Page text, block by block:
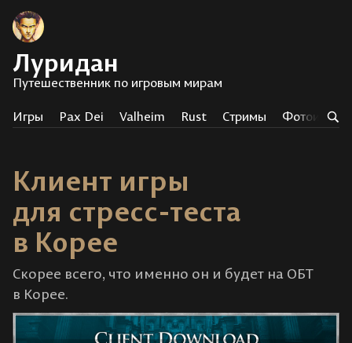
Луридан
Путешественник по игровым мирам
Игры Pax Dei Valheim Rust Стримы
Клиент игры
для стресс-теста
в Корее
Скорее всего, что именно он и будет на ОБТ
в Корее.